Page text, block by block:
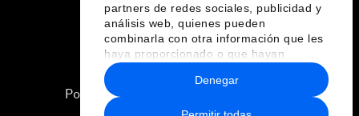
partners de redes sociales, publicidad y
análisis web, quienes pueden
combinarla con otra información que les
haya proporcionado o que hayan
recopilado a partir del uso que haya
hecho de sus servicios.
Denegar
Política de privacidad y normas de uso